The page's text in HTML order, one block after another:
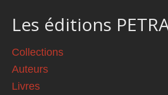
Les éditions
Collections
Auteurs
Livres